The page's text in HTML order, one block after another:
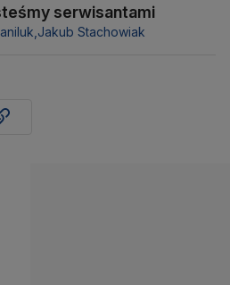
serwisantami
Jakub Stachowiak